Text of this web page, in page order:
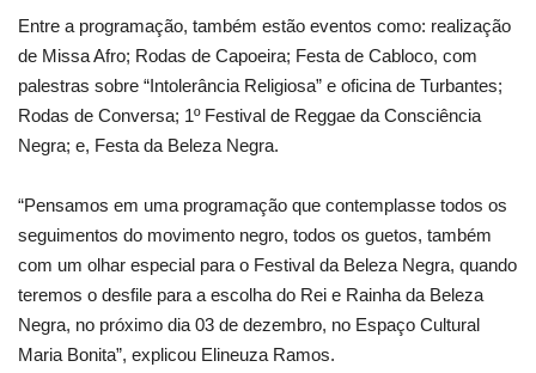
Entre a programação, também estão eventos como: realização
de Missa Afro; Rodas de Capoeira; Festa de Cabloco, com
palestras sobre “Intolerância Religiosa” e oficina de Turbantes;
Rodas de Conversa; 1º Festival de Reggae da Consciência
Negra; e, Festa da Beleza Negra.
“Pensamos em uma programação que contemplasse todos os
seguimentos do movimento negro, todos os guetos, também
com um olhar especial para o Festival da Beleza Negra, quando
teremos o desfile para a escolha do Rei e Rainha da Beleza
Negra, no próximo dia 03 de dezembro, no Espaço Cultural
Maria Bonita”, explicou Elineuza Ramos.